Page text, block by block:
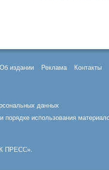
Об издании Реклама Контакты
данных
порядке использования
ПРЕСС».